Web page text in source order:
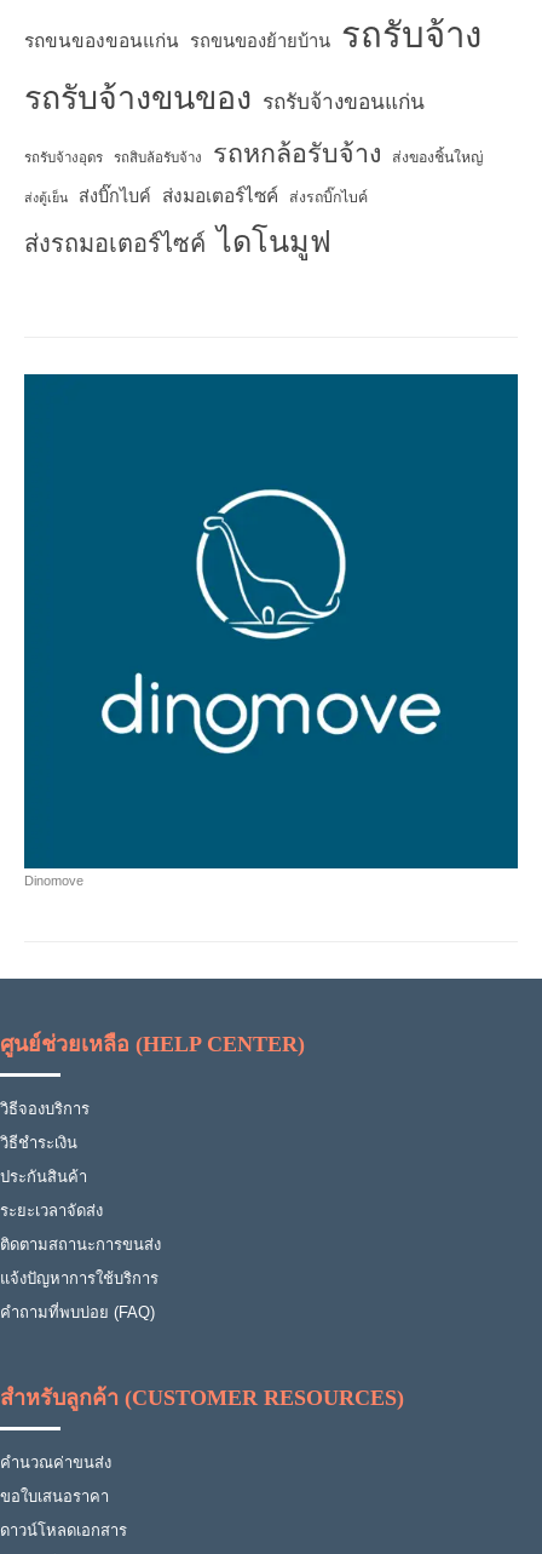
รถขนของขอนแก่น รถขนของย้ายบ้าน รถรับจ้าง
รถรับจ้างขนของ รถรับจ้างขอนแก่น
รถรับจ้างอุดร รถสิบล้อรับจ้าง รถหกล้อรับจ้าง ส่งของชิ้นใหญ่
ส่งตู้เย็น ส่งบิ๊กไบค์ ส่งมอเตอร์ไซค์ ส่งรถบิ๊กไบค์
ส่งรถมอเตอร์ไซค์ ไดโนมูฟ
Dinomove
ศูนย์ช่วยเหลือ (HELP CENTER)
วิธีจองบริการ
วิธีชำระเงิน
ประกันสินค้า
ระยะเวลาจัดส่ง
ติดตามสถานะการขนส่ง
แจ้งปัญหาการใช้บริการ
คำถามที่พบบ่อย (FAQ)
สำหรับลูกค้า (CUSTOMER RESOURCES)
คำนวณค่าขนส่ง
ขอใบเสนอราคา
ดาวน์โหลดเอกสาร